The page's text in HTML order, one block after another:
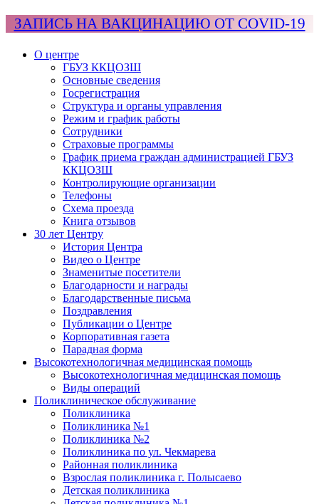
ЗАПИСЬ НА ВАКЦИНАЦИЮ ОТ COVID-19
О центре
ГБУЗ ККЦОЗШ
Основные сведения
Госрегистрация
Структура и органы управления
Режим и график работы
Сотрудники
Страховые программы
График приема граждан администрацией ГБУЗ
ККЦОЗШ
Контролирующие организации
Телефоны
Схема проезда
Книга отзывов
30 лет Центру
История Центра
Видео о Центре
Знаменитые посетители
Благодарности и награды
Благодарственные письма
Поздравления
Публикации о Центре
Корпоративная газета
Парадная форма
Высокотехнологичная медицинская помощь
Высокотехнологичная медицинская помощь
Виды операций
Поликлиническое обслуживание
Поликлиника
Поликлиника №1
Поликлиника №2
Поликлиника по ул. Чекмарева
Районная поликлиника
Взрослая поликлиника г. Полысаево
Детская поликлиника